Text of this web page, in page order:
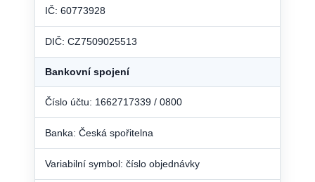
IČ: 60773928
DIČ: CZ7509025513
Bankovní spojení
Číslo účtu: 1662717339 / 0800
Banka: Česká spořitelna
Variabilní symbol: číslo objednávky